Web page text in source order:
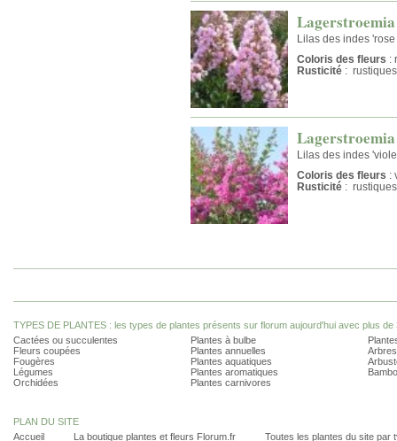
Lilas des indes
Coloris des fleurs :
Rusticité : rustiques
Lilas des indes
Coloris des fleurs :
Rusticité : rustiques
TYPES DE PLANTES : les types de plantes présents sur florum aujourd'hui avec plus de
Cactées ou succulentes
Fleurs coupées
Fougères
Légumes
Orchidées
Plantes à bulbe
Plantes annuelles
Plantes aquatiques
Plantes aromatiques
Plantes carnivores
PLAN DU SITE
Accueil
La boutique plantes et fleurs Florum.fr Toutes les plantes du site par